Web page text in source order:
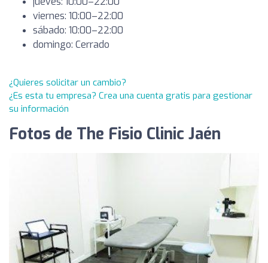
viernes: 10:00–22:00
sábado: 10:00–22:00
domingo: Cerrado
¿Quieres solicitar un cambio?
¿Es esta tu empresa? Crea una cuenta gratis para gestionar
su información
Fotos de The Fisio Clinic Jaén